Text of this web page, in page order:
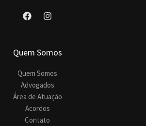
Quem Somos
Quem Somos
Advogados
Área de Atuação
Acordos
Contato